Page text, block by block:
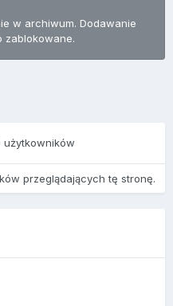
w archiwum. Dodawanie
zablokowane.
użytkowników
przeglądających tę stronę.